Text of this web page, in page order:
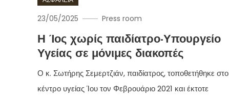
23/05/2025 Press room
Η Ίος χωρίς παιδίατρο-Υπουργείο
Υγείας σε μόνιμες διακοπές
Ο κ. Σωτήρης Σεμερτζιάν, παιδίατρος, τοποθετήθηκε στο
κέντρο υγείας Ίου τον Φεβρουάριο 2021 και έκτοτε